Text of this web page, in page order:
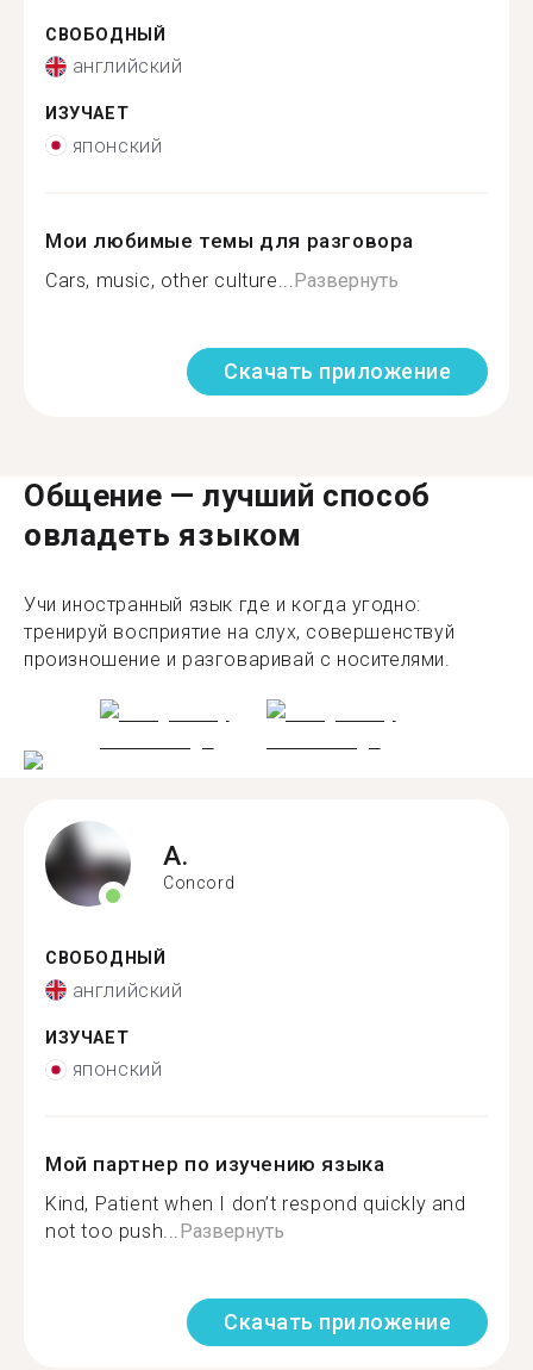
СВОБОДНЫЙ
английский
ИЗУЧАЕТ
японский
Мои любимые темы для разговора
Cars, music, other culture... Развернуть
Скачать приложение
Общение — лучший способ
овладеть языком
Учи иностранный язык где и когда угодно:
тренируй восприятие на слух, совершенствуй
произношение и разговаривай с носителями.
A.
Concord
СВОБОДНЫЙ
английский
ИЗУЧАЕТ
японский
Мой партнер по изучению языка
Kind, Patient when I don’t respond quickly and
not too push...Развернуть
Скачать приложение